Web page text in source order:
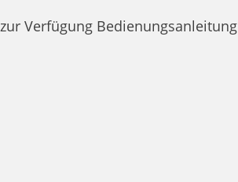
Verfügung Bedienungsanleitung